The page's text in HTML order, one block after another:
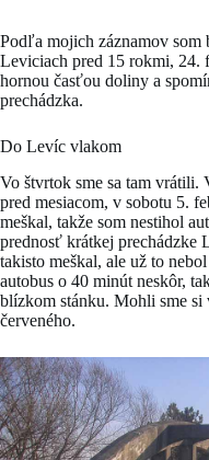
Podľa mojich záznamov
Leviciach pred 15 rokmi, 24.
hornou časťou doliny a
prechádzka.
Do Levíc vlakom
Vo štvrtok sme sa tam vrátili.
pred mesiacom, v sobotu 5.
meškal, takže som nestihol
prednosť krátkej prechádzke
takisto meškal, ale už to
autobus o 40 minút neskôr,
blízkom stánku. Mohli sme
červeného.